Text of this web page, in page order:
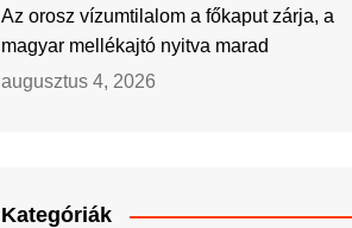
Az orosz vízumtilalom a főkaput zárja, a
magyar mellékajtó nyitva marad
augusztus 4, 2026
Kategóriák